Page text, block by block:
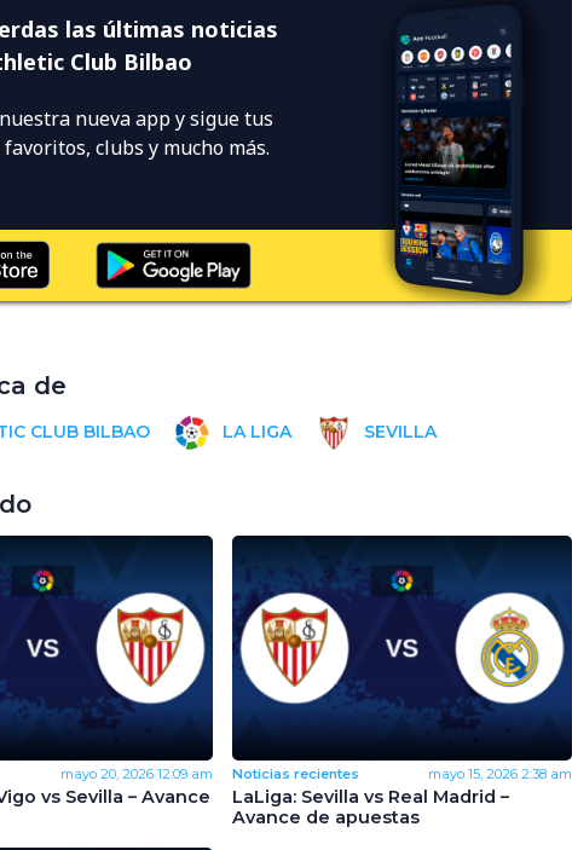
las últimas noticias
Club Bilbao
nueva app y sigue tus
clubs y mucho más.
de
CLUB BILBAO LA LIGA SEVILLA
mayo 20, 2026 12:09 am
vs Sevilla – Avance
Noticias recientes mayo 15, 2026 2:38 am
LaLiga: Sevilla vs Real Madrid –
Avance de apuestas